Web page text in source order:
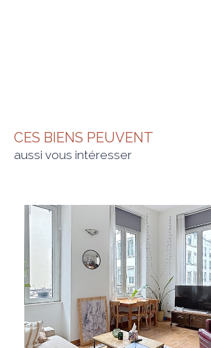
CES BIENS PEUVENT
aussi vous intéresser